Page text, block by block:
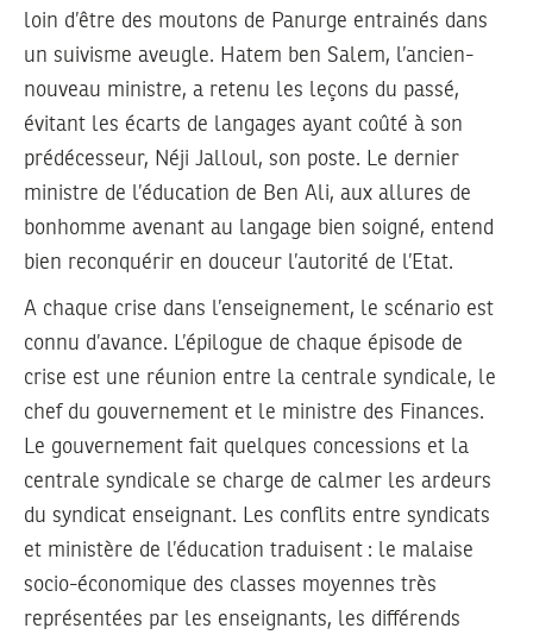
loin d’être des moutons de Panurge entrainés dans
un suivisme aveugle. Hatem ben Salem, l’ancien-
nouveau ministre, a retenu les leçons du passé,
évitant les écarts de langages ayant coûté à son
prédécesseur, Néji Jalloul, son poste. Le dernier
ministre de l’éducation de Ben Ali, aux allures de
bonhomme avenant au langage bien soigné, entend
bien reconquérir en douceur l’autorité de l’Etat.
A chaque crise dans l’enseignement, le scénario est
connu d’avance. L’épilogue de chaque épisode de
crise est une réunion entre la centrale syndicale, le
chef du gouvernement et le ministre des Finances.
Le gouvernement fait quelques concessions et la
centrale syndicale se charge de calmer les ardeurs
du syndicat enseignant. Les conflits entre syndicats
et ministère de l’éducation traduisent : le malaise
socio-économique des classes moyennes très
représentées par les enseignants, les différends